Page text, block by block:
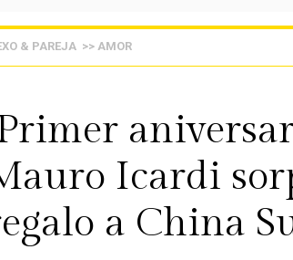
& PAREJA >> AMOR
Icardi
a China